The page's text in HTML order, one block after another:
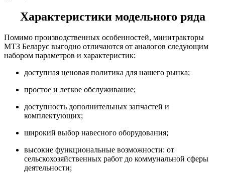
Характеристики модельного ряда
Помимо производственных особенностей, минитракторы
МТЗ Беларус выгодно отличаются от аналогов следующим
набором параметров и характеристик:
доступная ценовая политика для нашего рынка;
простое и легкое обслуживание;
доступность дополнительных запчастей и
комплектующих;
широкий выбор навесного оборудования;
высокие функциональные возможности: от
сельскохозяйственных работ до коммунальной сферы
деятельности;